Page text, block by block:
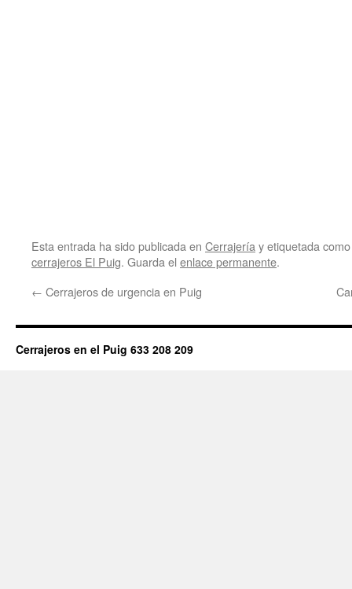
Esta entrada ha sido publicada en Cerrajería y etiquetada
cerrajeros El Puig. Guarda el enlace permanente.
← Cerrajeros de urgencia en Puig
Cerrajeros en el Puig 633 208 209